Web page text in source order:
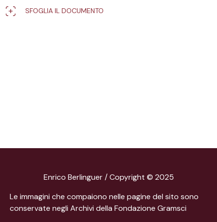
SFOGLIA IL DOCUMENTO
Enrico Berlinguer / Copyright © 2025
Le immagini che compaiono nelle pagine del sito sono
conservate negli Archivi della Fondazione Gramsci